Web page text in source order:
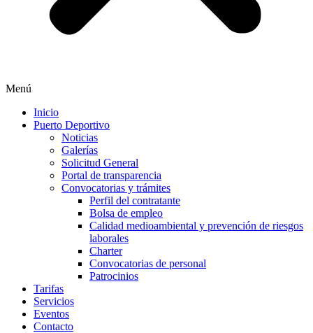
Menú
Inicio
Puerto Deportivo
Noticias
Galerías
Solicitud General
Portal de transparencia
Convocatorias y trámites
Perfil del contratante
Bolsa de empleo
Calidad medioambiental y prevención de riesgos
laborales
Charter
Convocatorias de personal
Patrocinios
Tarifas
Servicios
Eventos
Contacto